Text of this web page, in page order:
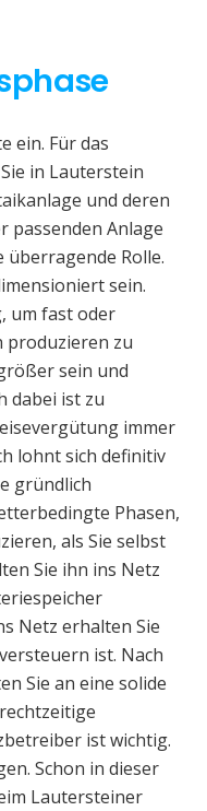
ein. Für das
in Lauterstein
und deren
passenden Anlage
Rolle.
sein.
um fast oder
produzieren zu
sein und
dabei ist zu
immer
lohnt sich definitiv
gründlich
Phasen,
als Sie selbst
Sie ihn ins Netz
Netz erhalten Sie
ist. Nach
Sie an eine solide
ist wichtig.
Schon in dieser
Lautersteiner